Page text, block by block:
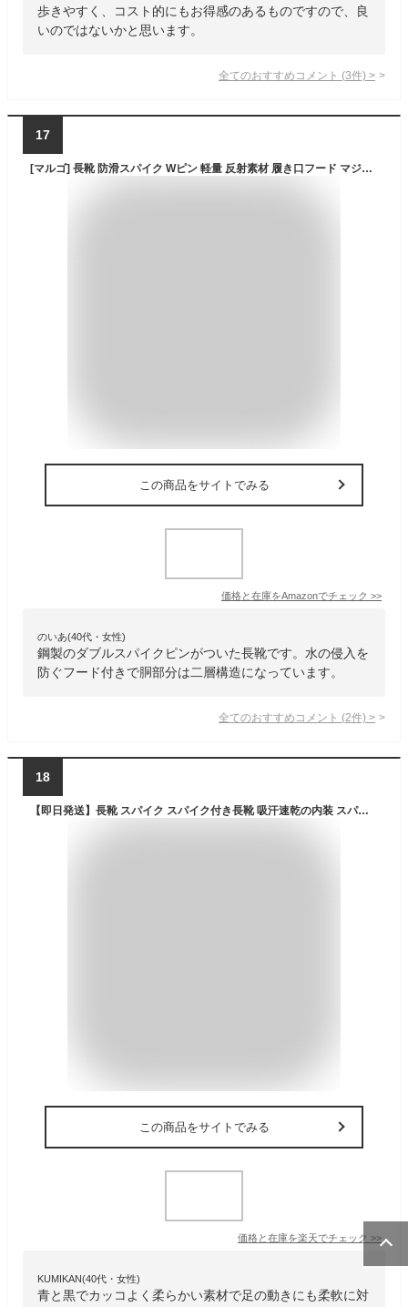
歩きやすく、コスト的にもお得感のあるものですので、良
いのではないかと思います。
全てのおすすめコメント (3件) >
17
[マルゴ] 長靴 防滑スパイク Wピン 軽量 反射素材 履き口フード マジカルスパイク 950 カーキ L
この商品をサイトでみる
価格と在庫をAmazonでチェック >>
のいあ(40代・女性)
鋼製のダブルスパイクピンがついた長靴です。水の侵入を
防ぐフード付きで胴部分は二層構造になっています。
全てのおすすめコメント (2件) >
18
【即日発送】長靴 スパイク スパイク付き長靴 吸汗速乾の内装 スパイク 長靴 すべり止め 釣り 長靴 斜面用 長靴 喜多【38本のスパイクとゴムピンのコンビ】
この商品をサイトでみる
価格と在庫を楽天でチェック >>
KUMIKAN(40代・女性)
青と黒でカッコよく柔らかい素材で足の動きにも柔軟に対